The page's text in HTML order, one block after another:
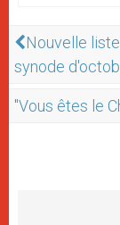
Nouvelle
synode
"Vous êtes le